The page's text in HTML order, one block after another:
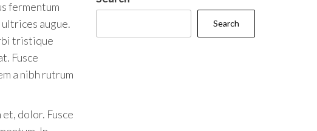
fermentum
augue.
tristique
Fusce
a nibh rutrum
dolor. Fusce
Search